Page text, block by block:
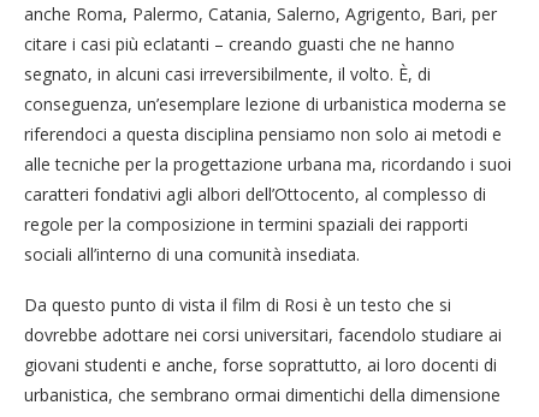
anche Roma, Palermo, Catania, Salerno, Agrigento, Bari, per
citare i casi più eclatanti – creando guasti che ne hanno
segnato, in alcuni casi irreversibilmente, il volto. È, di
conseguenza, un’esemplare lezione di urbanistica moderna se
riferendoci a questa disciplina pensiamo non solo ai metodi e
alle tecniche per la progettazione urbana ma, ricordando i suoi
caratteri fondativi agli albori dell’Ottocento, al complesso di
regole per la composizione in termini spaziali dei rapporti
sociali all’interno di una comunità insediata.
Da questo punto di vista il film di Rosi è un testo che si
dovrebbe adottare nei corsi universitari, facendolo studiare ai
giovani studenti e anche, forse soprattutto, ai loro docenti di
urbanistica, che sembrano ormai dimentichi della dimensione